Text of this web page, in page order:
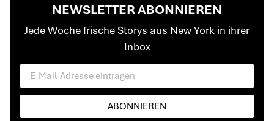
NEWSLETTER ABONNIEREN
Jede Woche frische Storys aus New York in ihrer
Inbox
ABONNIEREN